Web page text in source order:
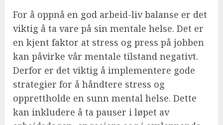
For å oppnå en god arbeid-liv balanse er det
viktig å ta vare på sin mentale helse. Det er
en kjent faktor at stress og press på jobben
kan påvirke vår mentale tilstand negativt.
Derfor er det viktig å implementere gode
strategier for å håndtere stress og
opprettholde en sunn mental helse. Dette
kan inkludere å ta pauser i løpet av